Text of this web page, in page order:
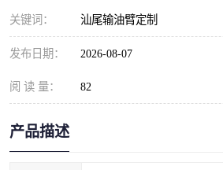
关键词： 汕尾输油臂定制
发布日期： 2026-08-07
阅 读 量： 82
产品描述